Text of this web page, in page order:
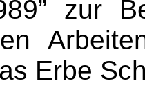
zur
Erbe